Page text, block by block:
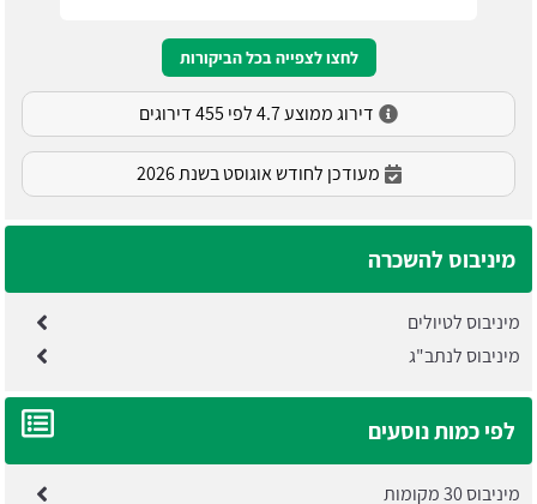
לחצו לצפייה בכל הביקורות
דירוג ממוצע 4.7 לפי 455 דירוגים
מעודכן לחודש אוגוסט בשנת 2026
מיניבוס להשכרה
מיניבוס לטיולים
מיניבוס לנתב"ג
לפי כמות נוסעים
מיניבוס 30 מקומות